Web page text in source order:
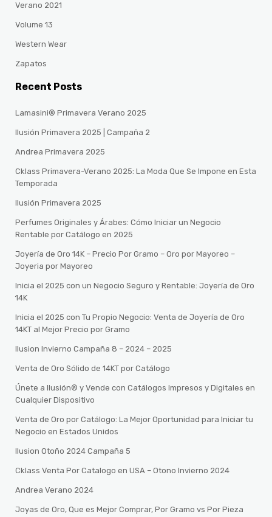
Verano 2021
Volume 13
Western Wear
Zapatos
Recent Posts
Lamasini® Primavera Verano 2025
Ilusión Primavera 2025 | Campaña 2
Andrea Primavera 2025
Cklass Primavera-Verano 2025: La Moda Que Se Impone en Esta
Temporada
Ilusión Primavera 2025
Perfumes Originales y Árabes: Cómo Iniciar un Negocio
Rentable por Catálogo en 2025
Joyería de Oro 14K – Precio Por Gramo – Oro por Mayoreo –
Joyeria por Mayoreo
Inicia el 2025 con un Negocio Seguro y Rentable: Joyería de Oro
14K
Inicia el 2025 con Tu Propio Negocio: Venta de Joyería de Oro
14KT al Mejor Precio por Gramo
Ilusion Invierno Campaña 8 – 2024 – 2025
Venta de Oro Sólido de 14KT por Catálogo
Únete a Ilusión® y Vende con Catálogos Impresos y Digitales en
Cualquier Dispositivo
Venta de Oro por Catálogo: La Mejor Oportunidad para Iniciar tu
Negocio en Estados Unidos
Ilusion Otoño 2024 Campaña 5
Cklass Venta Por Catalogo en USA – Otono Invierno 2024
Andrea Verano 2024
Joyas de Oro, Que es Mejor Comprar, Por Gramo vs Por Pieza